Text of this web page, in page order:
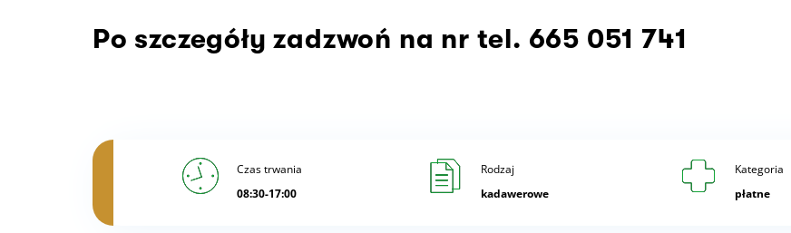
Po szczegóły zadzwoń na nr tel. 665 051 741
Czas trwania
08:30-17:00
Rodzaj
kadawerowe
Kategoria
płatne